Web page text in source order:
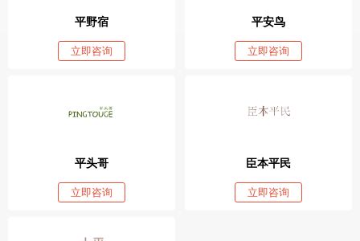
平野宿
立即咨询
平安鸟
立即咨询
平头哥
立即咨询
臣本平民
立即咨询